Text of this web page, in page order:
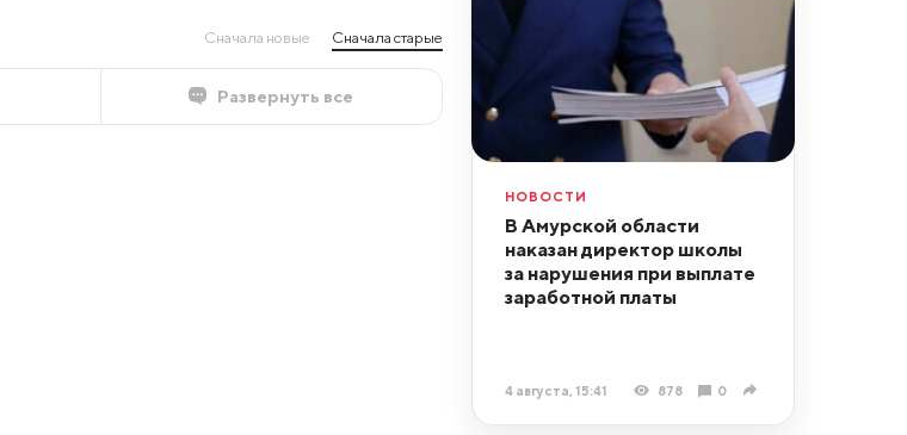
Сначала новые Сначала старые
Развернуть все
НОВОСТИ
В Амурской области
наказан директор школы
за нарушения при выплате
заработной платы
4 августа, 15:41 878 0